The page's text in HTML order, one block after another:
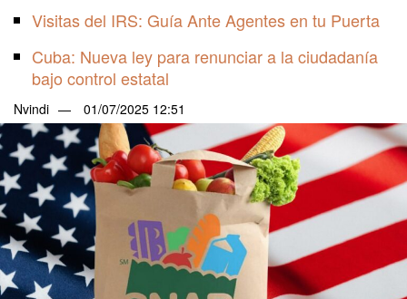
Visitas del IRS: Guía Ante Agentes en tu Puerta
Cuba: Nueva ley para renunciar a la ciudadanía
bajo control estatal
Nvindi 01/07/2025 12:51